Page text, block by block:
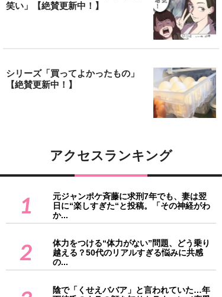
笑い」【絶賛更新中！】
シリーズ「買ってよかったもの」
【絶賛更新中！】
アクセスランキング
1
元ジャンポケ斉藤に求刑7年でも、妻は翌
日に“楽しすぎた“と投稿。「その神経がわ
か...
2
体力をつける“体力がない”問題、どう乗り
越える？50代のリアルすぎる悩みに共感
の...
陰で「くせえババア」と言われていた…年